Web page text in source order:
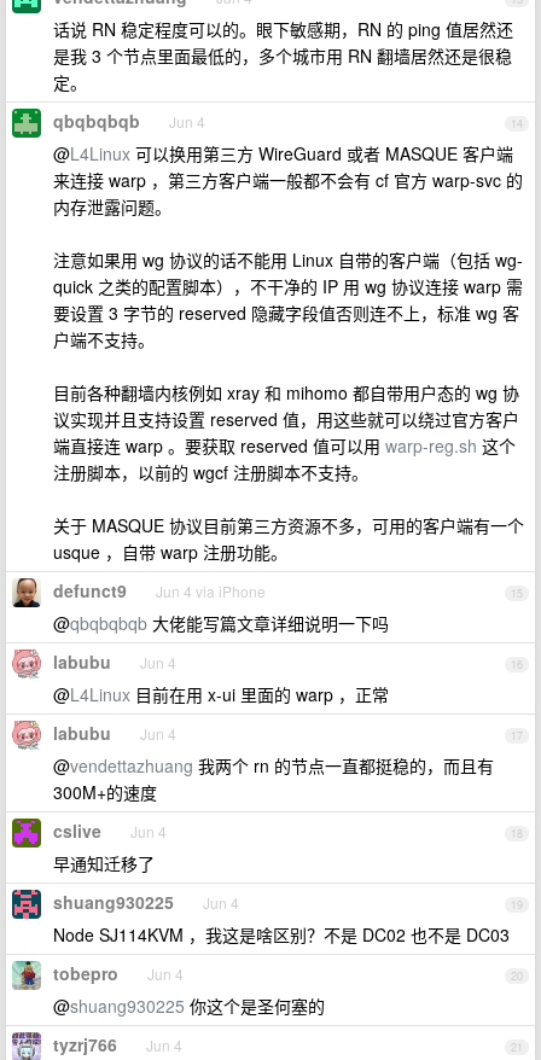
话说 RN 稳定程度可以的。眼下敏感期，RN 的 ping 值居然还
是我 3 个节点里面最低的，多个城市用 RN 翻墙居然还是很稳
定。
14
qbqbqbqb Jun 4
@L4Linux 可以换用第三方 WireGuard 或者 MASQUE 客户端
来连接 warp ，第三方客户端一般都不会有 cf 官方 warp-svc 的
内存泄露问题。
注意如果用 wg 协议的话不能用 Linux 自带的客户端（包括 wg-
quick 之类的配置脚本），不干净的 IP 用 wg 协议连接 warp 需
要设置 3 字节的 reserved 隐藏字段值否则连不上，标准 wg 客
户端不支持。
目前各种翻墙内核例如 xray 和 mihomo 都自带用户态的 wg 协
议实现并且支持设置 reserved 值，用这些就可以绕过官方客户
端直接连 warp 。要获取 reserved 值可以用 warp-reg.sh 这个
注册脚本，以前的 wgcf 注册脚本不支持。
关于 MASQUE 协议目前第三方资源不多，可用的客户端有一个
usque ，自带 warp 注册功能。
15
defunct9 Jun 4 via iPhone
@qbqbqbqb 大佬能写篇文章详细说明一下吗
16
labubu Jun 4
@L4Linux 目前在用 x-ui 里面的 warp ，正常
17
labubu Jun 4
@vendettazhuang 我两个 rn 的节点一直都挺稳的，而且有
300M+的速度
18
cslive Jun 4
早通知迁移了
19
shuang930225 Jun 4
Node SJ114KVM ，我这是啥区别？不是 DC02 也不是 DC03
20
tobepro Jun 4
@shuang930225 你这个是圣何塞的
21
tyzrj766 Jun 4